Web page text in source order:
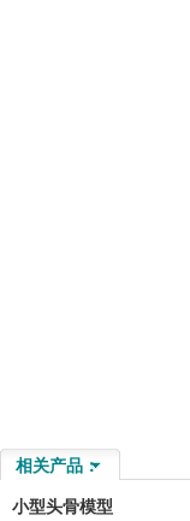
相关产品：
小型头骨模型